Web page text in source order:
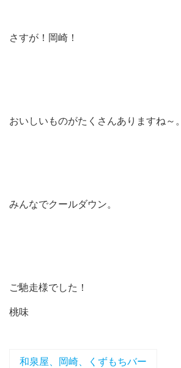
さすが！岡崎！
おいしいものがたくさんありますね～。
みんなでクールダウン。
ご馳走様でした！
桃味
和泉屋、岡崎、くずもちバー